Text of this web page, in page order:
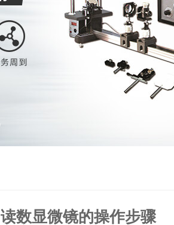
读数显微镜的操作步骤